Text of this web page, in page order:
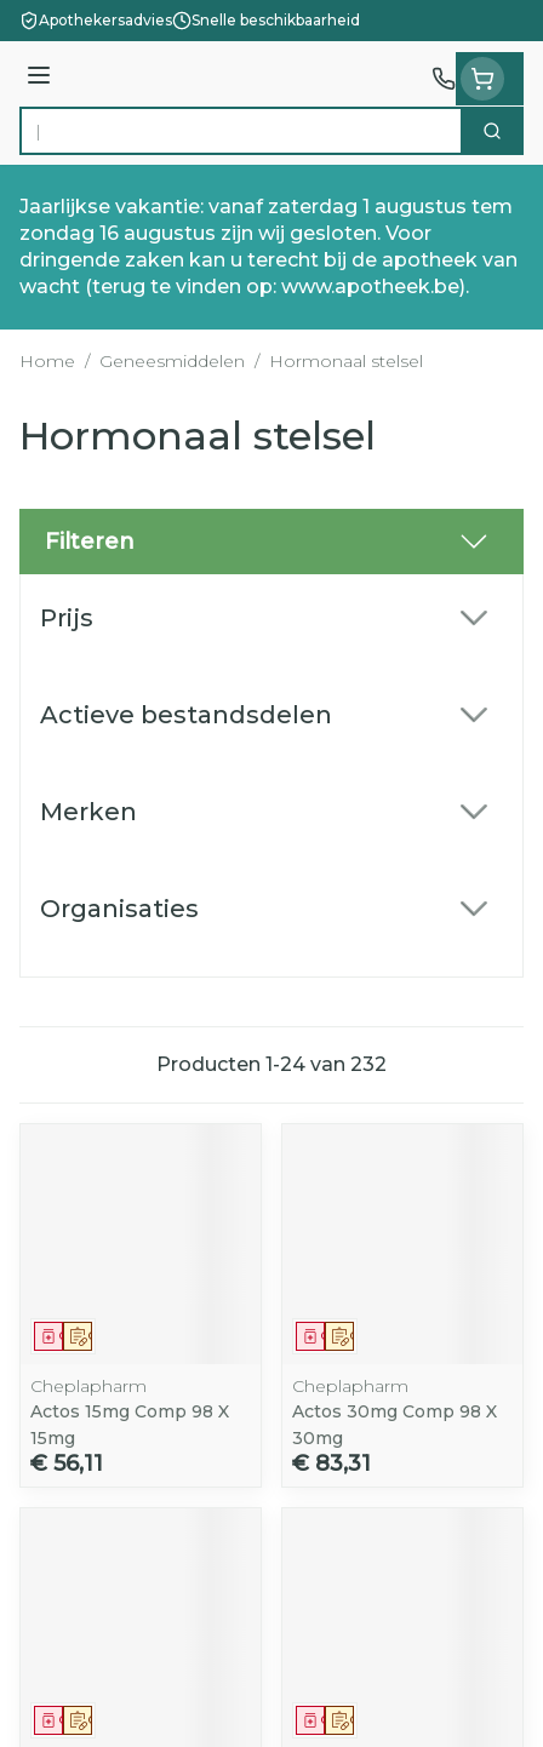
Ga naar de inhoud
Apothekersadvies Snelle beschikbaarheid
Menu
Product, merk, categorie... Zoek
Jaarlijkse vakantie: vanaf zaterdag 1 augustus tem
zondag 16 augustus zijn wij gesloten. Voor
dringende zaken kan u terecht bij de apotheek van
wacht (terug te vinden op: www.apotheek.be).
Home / Geneesmiddelen / Hormonaal stelsel
Hormonaal stelsel
Filteren
Prijs
Actieve bestandsdelen
Merken
Organisaties
Producten 1-24 van 232
Op voorschrift
Geneesmiddel
Cheplapharm
Actos 15mg Comp 98 X
15mg
€ 56,11
Op voorschrift
Geneesmiddel
Cheplapharm
Actos 30mg Comp 98 X
30mg
€ 83,31
Op voorschrift
Geneesmiddel Op voorschrift
Geneesmiddel